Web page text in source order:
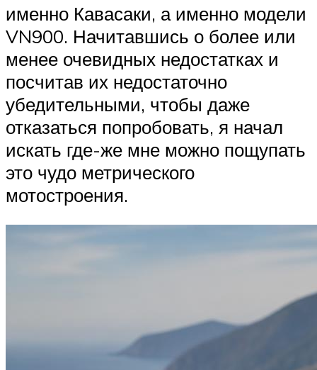
именно Кавасаки, а именно модели
VN900. Начитавшись о более или
менее очевидных недостатках и
посчитав их недостаточно
убедительными, чтобы даже
отказаться попробовать, я начал
искать где-же мне можно пощупать
это чудо метрического
мотостроения.